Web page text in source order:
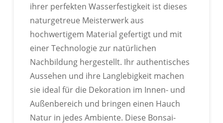
ihrer perfekten Wasserfestigkeit ist dieses
naturgetreue Meisterwerk aus
hochwertigem Material gefertigt und mit
einer Technologie zur natürlichen
Nachbildung hergestellt. Ihr authentisches
Aussehen und ihre Langlebigkeit machen
sie ideal für die Dekoration im Innen- und
Außenbereich und bringen einen Hauch
Natur in jedes Ambiente. Diese Bonsai-
ANPASSBARES LOGO
Wir können exklusive Etiketten, Kartonlogos usw.
individuell gestalten.